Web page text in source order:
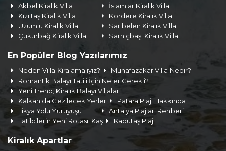
Akbel Kiralık Villa
İslamlar Kiralık Villa
Kızıltaş Kiralık Villa
Kördere Kiralık Villa
Üzümlü Kiralık Villa
Sarıbelen Kiralık Villa
Çukurbağ Kiralık Villa
Sarnıçbaşı Kiralık Villa
En Popüler Blog Yazılarımız
Neden Villa Kiralamalıyız?
Muhafazakar Villa Nedir?
Romantik Balayı Tatili İçin Neler Gerekli?
Yeni Trend; Kiralık Balayı Villaları
Kalkan'da Gezilecek Yerler
Patara Plajı Hakkında
Likya Yolu Yürüyüşü
Antalya Plajları Rehberi
Tatilcilerin Yeni Rotası; Kaş
Kaputaş Plajı
Kiralık Apartlar